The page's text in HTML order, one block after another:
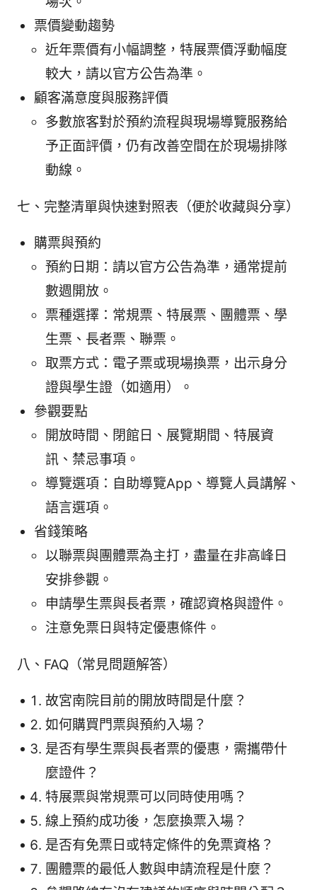
票價變動趨勢
近年票價有小幅調整，特展票價浮動幅度
較大，請以官方公告為準。
顧客滿意度與服務評價
多數旅客對於預約流程與現場導覽服務給
予正面評價，仍有改善空間在於現場排隊
動線。
七、完整清單與快速對照表（便於收藏與分享）
購票與預約
預約日期：請以官方公告為準，通常提前
數週開放。
票種選擇：常規票、特展票、團體票、學
生票、長者票、聯票。
取票方式：電子票或現場換票，出示身分
證與學生證（如適用）。
參觀要點
開放時間、閉館日、展覽期間、特展資
訊、禁忌事項。
導覽選項：自助導覽App、導覽人員講解、
語言選項。
省錢策略
以聯票與團體票為主打，盡量在非高峰日
安排參觀。
申請學生票與長者票，確認資格與證件。
注意免票日與特定優惠條件。
八、FAQ（常見問題解答）
故宮南院目前的開放時間是什麼？
如何購買門票與預約入場？
是否有學生票與長者票的優惠，需攜帶什
麼證件？
特展票與常規票可以同時使用嗎？
線上預約成功後，怎麼換票入場？
是否有免票日或特定條件的免票資格？
團體票的最低人數與申請流程是什麼？